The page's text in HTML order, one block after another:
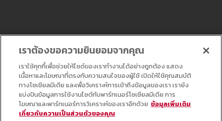
เราต้องขอความยินยอมจากคุณ
เราใช้คุกกี้เพื่อช่วยให้ไซต์ของเราทำงานได้อย่างถูกต้อง แสดง
เนื้อหาและโฆษณาที่ตรงกับความสนใจของผู้ใช้ เปิดให้ใช้คุณสมบัติ
ทางโซเชียลมีเดีย และเพื่อวิเคราะห์การเข้าถึงข้อมูลของเรา เรายัง
แบ่งปันข้อมูลการใช้งานไซต์กับพาร์ทเนอร์โซเชียลมีเดีย การ
โฆษณาและพาร์ทเนอร์การวิเคราะห์ของเราอีกด้วย ข้อมูลเพิ่มเติม
เกี่ยวกับความเป็นส่วนตัวของคุณ